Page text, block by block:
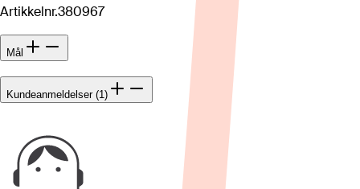
Artikkelnr.380967
Mål
Kundeanmeldelser (1)